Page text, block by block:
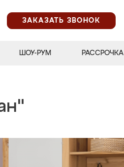
ЗАКАЗАТЬ ЗВОНОК
ШОУ-РУМ РАССРОЧКА